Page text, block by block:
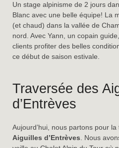
Un stage alpinisme de 2 jours
Blanc avec une belle équipe! La
(et chaud) dans la vallée de
nord. Avec Yann, un copain
clients profiter des belles
ce début de saison estivale.
Traversée des
d’Entrèves
Aujourd’hui, nous partons pour
Aiguilles d’Entrèves. Nous